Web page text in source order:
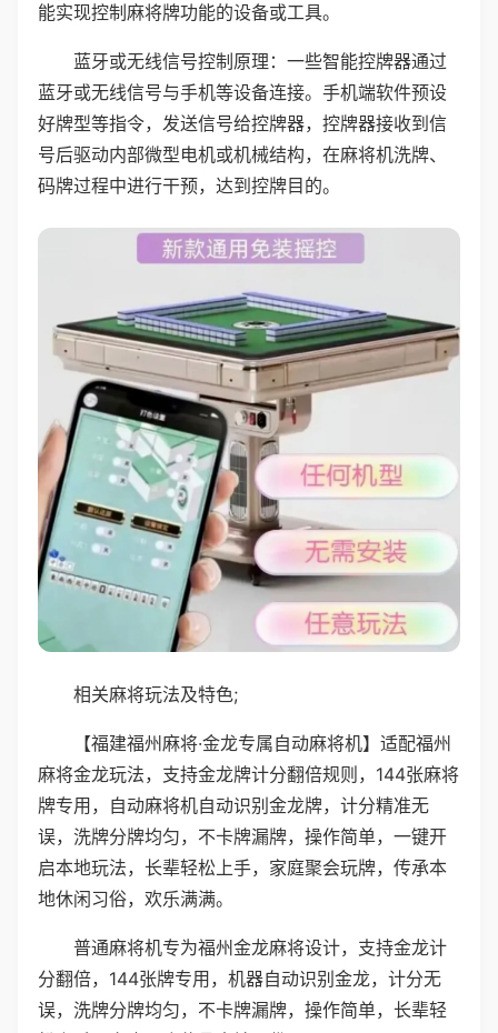
能实现控制麻将牌功能的设备或工具。
蓝牙或无线信号控制原理：一些智能控牌器通过
蓝牙或无线信号与手机等设备连接。手机端软件预设
好牌型等指令，发送信号给控牌器，控牌器接收到信
号后驱动内部微型电机或机械结构，在麻将机洗牌、
码牌过程中进行干预，达到控牌目的。
相关麻将玩法及特色;
【福建福州麻将·金龙专属自动麻将机】适配福州
麻将金龙玩法，支持金龙牌计分翻倍规则，144张麻将
牌专用，自动麻将机自动识别金龙牌，计分精准无
误，洗牌分牌均匀，不卡牌漏牌，操作简单，一键开
启本地玩法，长辈轻松上手，家庭聚会玩牌，传承本
地休闲习俗，欢乐满满。
普通麻将机专为福州金龙麻将设计，支持金龙计
分翻倍，144张牌专用，机器自动识别金龙，计分无
误，洗牌分牌均匀，不卡牌漏牌，操作简单，长辈轻